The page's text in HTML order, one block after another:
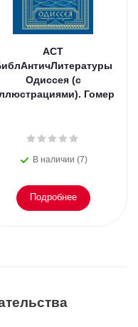
АСТ
Одиссея (с
Гомер
В наличии (7)
Подробнее